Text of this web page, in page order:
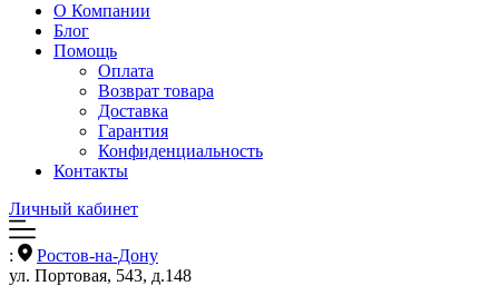
О Компании
Блог
Помощь
Оплата
Возврат товара
Доставка
Гарантия
Конфиденциальность
Контакты
Личный кабинет
:
Ростов-на-Дону
ул. Портовая, 543, д.148